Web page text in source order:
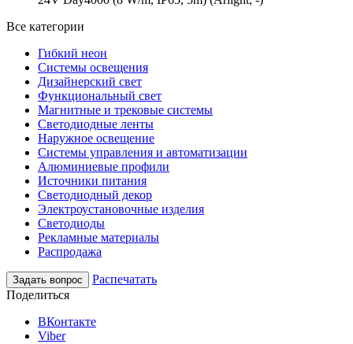
Все категории
Гибкий неон
Системы освещения
Дизайнерский свет
Функциональный свет
Магнитные и трековые системы
Светодиодные ленты
Наружное освещение
Системы управления и автоматизации
Алюминиевые профили
Источники питания
Светодиодный декор
Электроустановочные изделия
Светодиоды
Рекламные материалы
Распродажа
Задать вопрос
Распечатать
Поделиться
ВКонтакте
Viber